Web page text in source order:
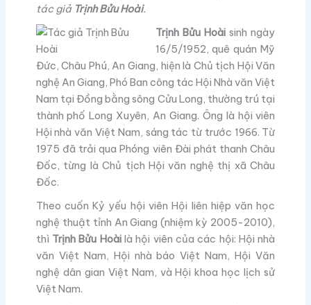
tác giả Trịnh Bửu Hoài.
Trịnh Bửu Hoàisinh ngày
16/5/1952, quê quán Mỹ
Đức, Châu Phú, An Giang, hiện là Chủ tịch Hội Văn
nghệ An Giang, Phó Ban công tác Hội Nhà văn Việt
Nam tại Đồng bằng sông Cửu Long, thường trú tại
thành phố Long Xuyên, An Giang. Ông là hội viên
Hội nhà văn Việt Nam, sáng tác từ trước 1966. Từ
1975 đã trải qua Phóng viên Đài phát thanh Châu
Đốc, từng là Chủ tịch Hội văn nghệ thị xã Châu
Đốc.
Theo cuốn Kỷ yếu hội viên Hội liên hiệp văn học
nghệ thuật tỉnh An Giang (nhiệm kỳ 2005-2010),
thì Trịnh Bửu Hoàilà hội viên của các hội: Hội nhà
văn Việt Nam, Hội nhà báo Việt Nam, Hội Văn
nghệ dân gian Việt Nam, và Hội khoa học lịch sử
Việt Nam.